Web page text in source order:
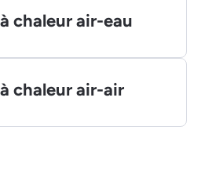
chaleur air-eau
chaleur air-air